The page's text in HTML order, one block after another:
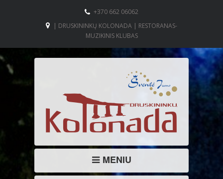
+370 662 06062
| DRUSKININKŲ KOLONADA | RESTORANAS-
MUZIKINIS KLUBAS
MENIU